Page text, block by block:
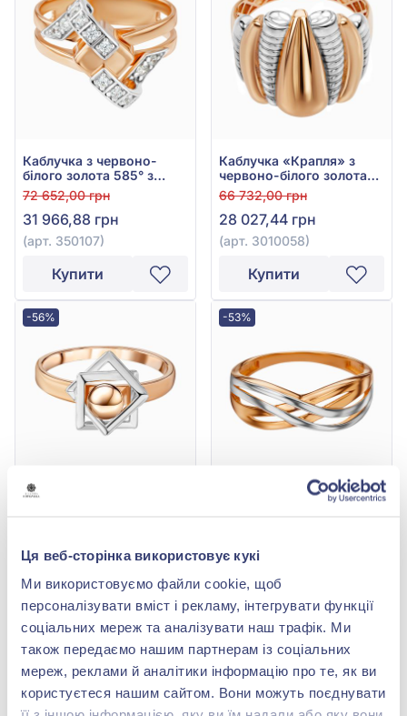
Ця веб-сторінка використовує кукі
Ми використовуємо файли cookie, щоб
персоналізувати вміст і рекламу, інтегрувати функції
соціальних мереж та аналізувати наш трафік. Ми
також передаємо нашим партнерам із соціальних
мереж, реклами й аналітики інформацію про те, як ви
користуєтеся нашим сайтом. Вони можуть поєднувати
Каблучка з червоно-
білого золота 585° з
фіанітом/куб.цирконієм,
арт. 350107
72 652,00 грн
31 966,88 грн
(арт. 350107)
Купити
Каблучка «Крапля» з
червоно-білого золота
585°, арт. 3010058
66 732,00 грн
28 027,44 грн
(арт. 3010058)
Купити
-56%
Каблучка "Куля" з
15 586,56 грн
(арт. 310312)
Купити
-53%
Каблучка «Хвиля» з
11 575,68 грн
(арт. 155376кб)
Купити
-53%